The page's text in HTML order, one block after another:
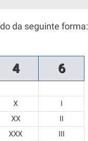
da seguinte forma:
4 6
X
I
XX
II
XXX
III